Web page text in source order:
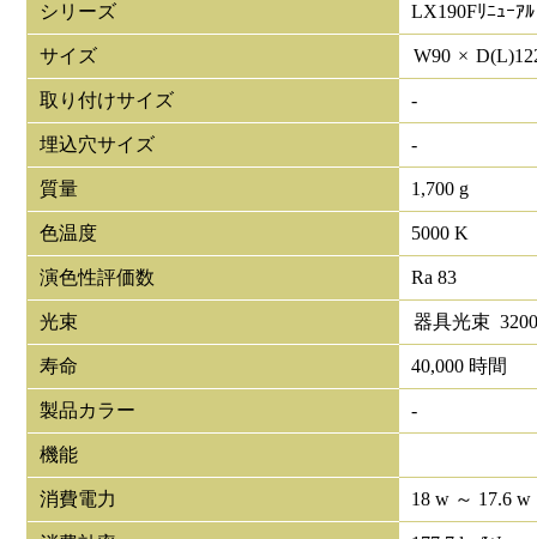
シリーズ LX190Fﾘﾆｭｰｱﾙ
サイズ W90 × D(L)
取り付けサイズ -
埋込穴サイズ -
質量 1,700 g
色温度 5000 K
演色性評価数 Ra 83
光束 器具光束
寿命 40,000 時間
製品カラー -
機能
消費電力 18 w ～ 17.6 w